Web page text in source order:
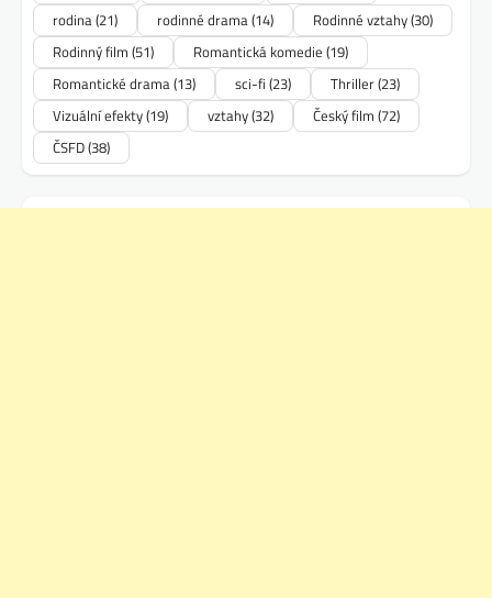
rodina(21) rodinné drama(14) Rodinné vztahy(30)
Rodinný film (51) Romantická komedie (19)
Romantické drama(13) sci-fi (23) Thriller(23)
Vizuální efekty(19) vztahy(32) Český film (72)
ČSFD(38)